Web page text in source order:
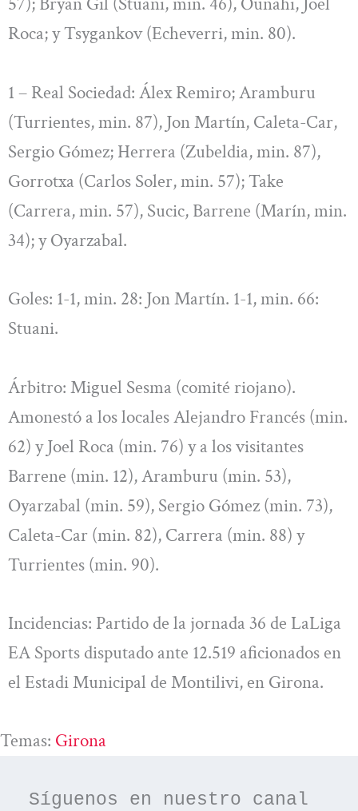
Roca; y Tsygankov (Echeverri, min. 80).
1 – Real Sociedad: Álex Remiro; Aramburu
(Turrientes, min. 87), Jon Martín, Caleta-Car,
Sergio Gómez; Herrera (Zubeldia, min. 87),
Gorrotxa (Carlos Soler, min. 57); Take
(Carrera, min. 57), Sucic, Barrene (Marín, min.
34); y Oyarzabal.
Goles: 1-1, min. 28: Jon Martín. 1-1, min. 66:
Stuani.
Árbitro: Miguel Sesma (comité riojano).
Amonestó a los locales Alejandro Francés (min.
62) y Joel Roca (min. 76) y a los visitantes
Barrene (min. 12), Aramburu (min. 53),
Oyarzabal (min. 59), Sergio Gómez (min. 73),
Caleta-Car (min. 82), Carrera (min. 88) y
Turrientes (min. 90).
Incidencias: Partido de la jornada 36 de LaLiga
EA Sports disputado ante 12.519 aficionados en
el Estadi Municipal de Montilivi, en Girona.
Temas: Girona
Síguenos en nuestro canal